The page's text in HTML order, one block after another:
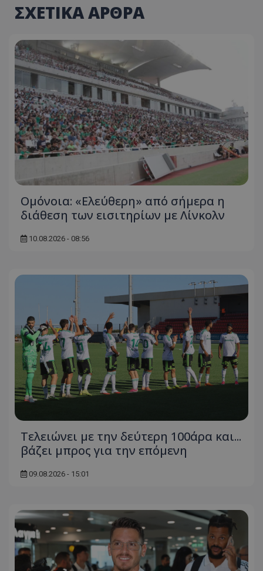
ΣΧΕΤΙΚΑ ΑΡΘΡΑ
Ομόνοια: «Ελεύθερη» από σήμερα η
διάθεση των εισιτηρίων με Λίνκολν
10.08.2026 - 08:56
Τελειώνει με την δεύτερη 100άρα και...
βάζει μπρος για την επόμενη
09.08.2026 - 15:01